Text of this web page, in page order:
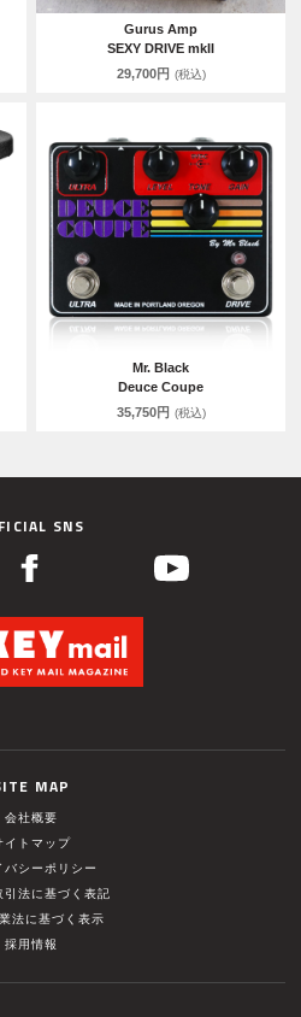
Gurus Amp
SEXY DRIVE mkII
29,700円 (税込)
Mr. Black
Deuce Coupe
35,750円 (税込)
SNS
MAP
会社概要
イトマップ
バシーポリシー
引法に基づく表記
法に基づく表示
採用情報